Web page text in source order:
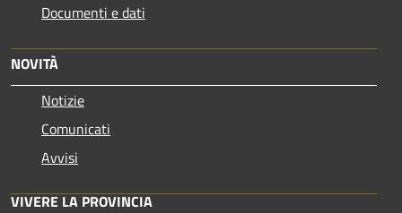
Documenti e dati
NOVITÀ
Notizie
Comunicati
Avvisi
VIVERE LA PROVINCIA